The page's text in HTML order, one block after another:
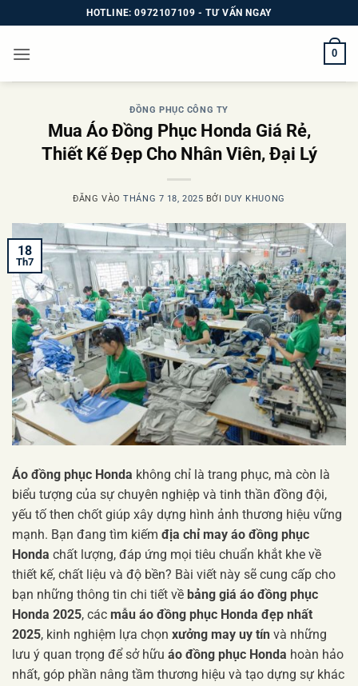
qua
nội
HOTLINE: 0972107109 - TƯ VẤN NGAY
0
ĐỒNG PHỤC CÔNG TY
Mua Áo Đồng Phục Honda Giá Rẻ,
Thiết Kế Đẹp Cho Nhân Viên, Đại Lý
ĐĂNG VÀOTHÁNG 7 18, 2025 BỞI DUY KHUONG
18
Th7
Áo đồng phục Honda không chỉ là trang phục, mà còn là
biểu tượng của sự chuyên nghiệp và tinh thần đồng đội,
yếu tố then chốt giúp xây dựng hình ảnh thương hiệu vững
mạnh. Bạn đang tìm kiếm địa chỉ may áo đồng phục
Honda chất lượng, đáp ứng mọi tiêu chuẩn khắt khe về
thiết kế, chất liệu và độ bền? Bài viết này sẽ cung cấp cho
bạn những thông tin chi tiết về bảng giá áo đồng phục
Honda 2025, các mẫu áo đồng phục Honda đẹp nhất
2025, kinh nghiệm lựa chọn xưởng may uy tín và những
lưu ý quan trọng để sở hữu áo đồng phục Honda hoàn hảo
nhất, góp phần nâng tầm thương hiệu và tạo dựng sự khác